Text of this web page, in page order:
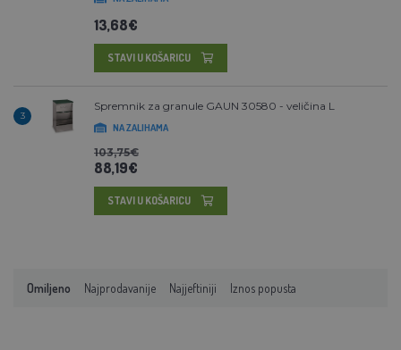
13,68€
STAVI U KOŠARICU
3
Spremnik za granule GAUN 30580 - veličina L
NA ZALIHAMA
103,75€
88,19€
STAVI U KOŠARICU
Omiljeno Najprodavanije Najjeftiniji Iznos popusta